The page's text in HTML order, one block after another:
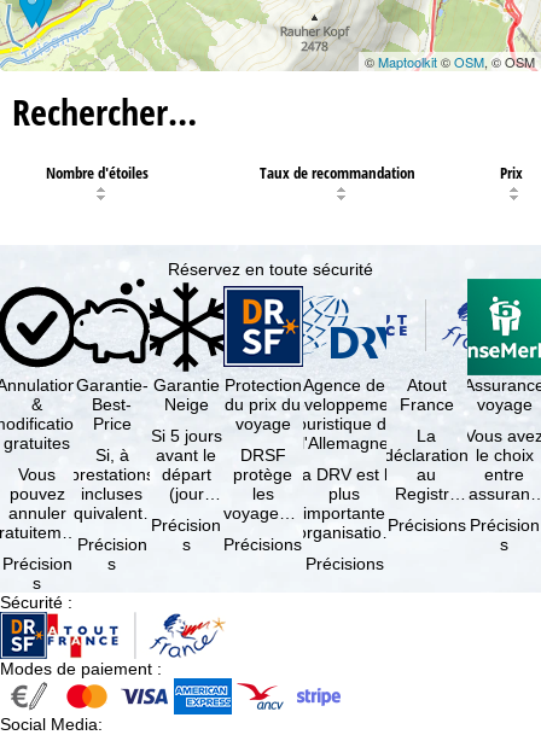
©Maptoolkit©OSM, © OSM
Rechercher…
Nombre d'étoiles Taux de recommandation Prix
Réservez en toute sécurité
&
gratuites
Vous
pouvez
annuler
suivant
la
à …
Précision
s
Garantie-
Best-
Price
Si, à
prestations
incluses
équivalentes
réserve de
disponibilités,
Précision
s
Garantie
Neige
Si 5 jours
avant le
départ
(jour
d'arrivée),
tous les
domaines
Précision
s
Protection
du prix du
voyage
DRSF
protège
les
voyageurs
réservent
Précisions
Agence de
développement
touristique de
l'Allemagne
La DRV est la
plus
importante
organisation
professionnels
Précisions
Atout
France
La
déclaration
au
Registre
Opérateurs
Précisions
voyage
Vous
le choix
entre
et
Précision
s
Sécurité :
Modes de paiement :
Social Media: